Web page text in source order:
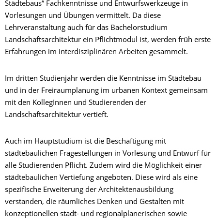
Städtebaus“ Fachkenntnisse und Entwurfswerkzeuge in
Vorlesungen und Übungen vermittelt. Da diese
Lehrveranstaltung auch für das Bachelorstudium
Landschaftsarchitektur ein Pflichtmodul ist, werden früh erste
Erfahrungen im interdisziplinären Arbeiten gesammelt.
Im dritten Studienjahr werden die Kenntnisse im Städtebau
und in der Freiraumplanung im urbanen Kontext gemeinsam
mit den KollegInnen und Studierenden der
Landschaftsarchitektur vertieft.
Auch im Hauptstudium ist die Beschäftigung mit
städtebaulichen Fragestellungen in Vorlesung und Entwurf für
alle Studierenden Pflicht. Zudem wird die Möglichkeit einer
städtebaulichen Vertiefung angeboten. Diese wird als eine
spezifische Erweiterung der Architektenausbildung
verstanden, die räumliches Denken und Gestalten mit
konzeptionellen stadt- und regionalplanerischen sowie